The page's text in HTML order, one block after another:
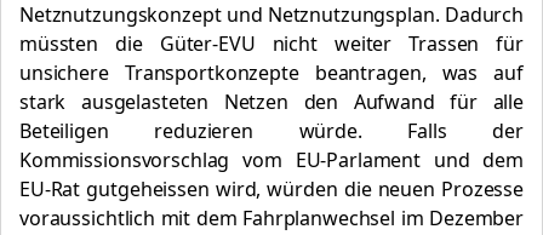
Netznutzungskonzept und Netznutzungsplan. Dadurch
müssten die Güter-EVU nicht weiter Trassen für
unsichere Transportkonzepte beantragen, was auf
stark ausgelasteten Netzen den Aufwand für alle
Beteiligen reduzieren würde. Falls der
Kommissionsvorschlag vom EU-Parlament und dem
EU-Rat gutgeheissen wird, würden die neuen Prozesse
voraussichtlich mit dem Fahrplanwechsel im Dezember